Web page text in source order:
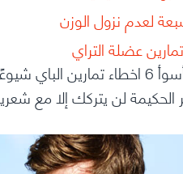
لعدم نزول الوزن
عضلة التراي
لقد قمنا بتتبع أسوأ 6 اخطاء
الحكيمة لن يتركك إلا مع